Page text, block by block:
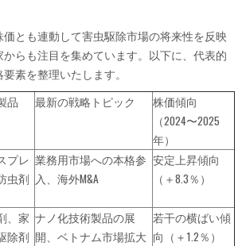
とも連動して害虫駆除市場の将来性を反映
からも注目を集めています。以下に、代表的
素を整理いたします。
品 最新の戦略トピック
株価傾向
（2024〜2025
年）
プレ
虫剤
業務用市場への本格参
入、海外M&A
安定上昇傾向
（＋8.3％）
、家
除剤
ナノ化技術製品の展
開、ベトナム市場拡大
若干の横ばい傾
向（＋1.2％）